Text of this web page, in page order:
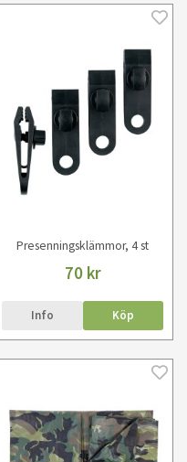
Presenningsklämmor, 4 st
70 kr
Info Köp